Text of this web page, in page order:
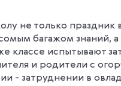
не только
багажом
классе испытывают
и родители с
- затруднении в